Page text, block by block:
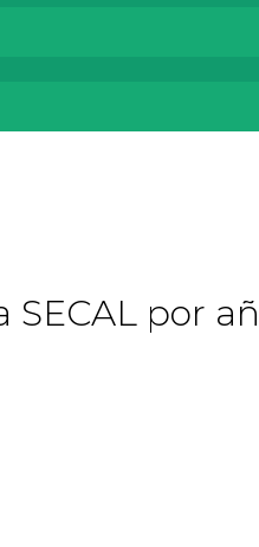
SECAL por